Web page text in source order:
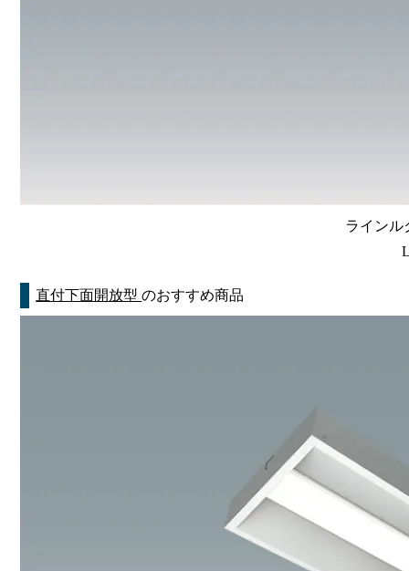
ラインル
直付下面開放型のおすすめ商品